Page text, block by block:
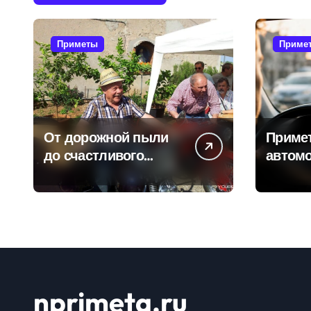
Приметы
От дорожной пыли
до счастливого
километра: самые
распространенные
nprimeta.ru